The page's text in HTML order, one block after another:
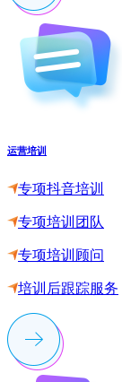
运营培训
专项抖音培训
专项培训团队
专项培训顾问
培训后跟踪服务